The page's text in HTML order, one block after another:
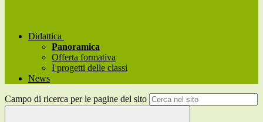
Didattica
Panoramica
Offerta formativa
I progetti delle classi
News
Campo di ricerca per le pagine del sito